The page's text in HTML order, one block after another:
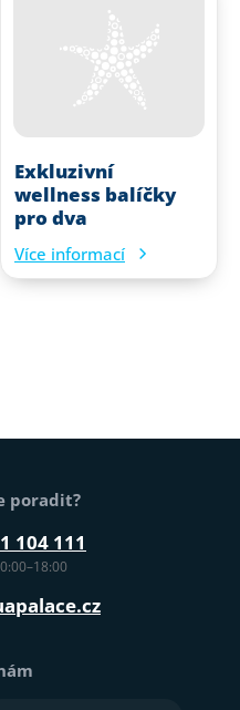
Exkluzivní
wellness balíčky
pro dva
Více informací
poradit?
104 111